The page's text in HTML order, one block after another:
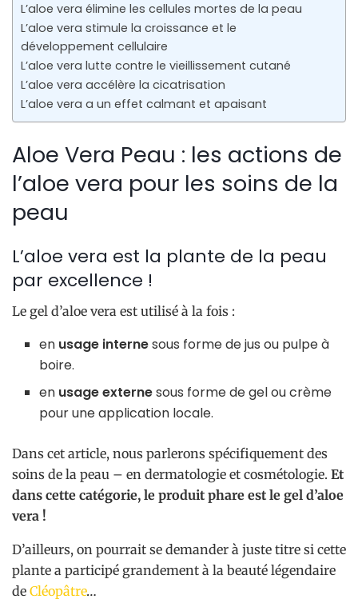
L’aloe vera élimine les cellules mortes de la peau
L’aloe vera stimule la croissance et le
développement cellulaire
L’aloe vera lutte contre le vieillissement cutané
L’aloe vera accélère la cicatrisation
L’aloe vera a un effet calmant et apaisant
Aloe Vera Peau : les actions de
l’aloe vera pour les soins de la
peau
L’aloe vera est la plante de la peau
par excellence !
Le gel d’aloe vera est utilisé à la fois :
en usage internesous forme de jus ou pulpe à
boire.
en usage externesous forme de gel ou crème
pour une application locale.
Dans cet article, nous parlerons spécifiquement des
soins de la peau – en dermatologie et cosmétologie. Et
dans cette catégorie, le produit phare est le gel d’aloe
vera !
D’ailleurs, on pourrait se demander à juste titre si cette
plante a participé grandement à la beauté légendaire
de Cléopâtre…